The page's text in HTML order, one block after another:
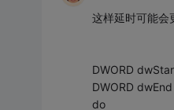
这样延时可能会
DWORD
DWORD
do